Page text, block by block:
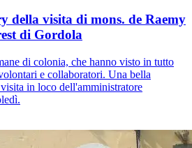
della visita di mons. de Raemy
di Gordola
di colonia, che hanno visto in tutto
e collaboratori. Una bella
in loco dell'amministratore